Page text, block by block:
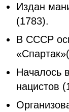
Издан
(1783).
В СССР
Началось
нацистов